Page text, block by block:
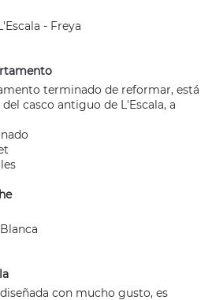
terminado de reformar, está
casco antiguo de L'Escala, a
con mucho gusto, es